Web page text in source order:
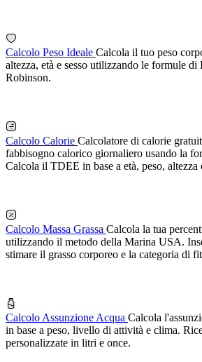
Calcolo Peso Ideale Calcola il tuo peso
altezza, età e sesso utilizzando le formule
Robinson.
Calcolo Calorie Calcolatore di calorie
fabbisogno calorico giornaliero usando la
Calcola il TDEE in base a età, peso, altezza
Calcolo Massa Grassa Calcola la tua
utilizzando il metodo della Marina USA.
stimare il grasso corporeo e la categoria di
Calcolo Assunzione Acqua Calcola
in base a peso, livello di attività e clima.
personalizzate in litri e once.